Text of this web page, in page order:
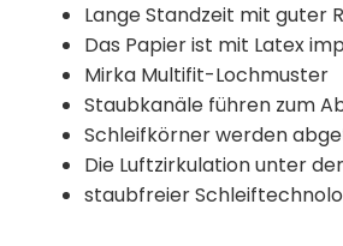
Lange Standzeit mit guter
Das Papier ist mit Latex
Mirka Multifit-Lochmuster
Staubkanäle führen zum
Schleifkörner werden
Die Luftzirkulation unter
staubfreier